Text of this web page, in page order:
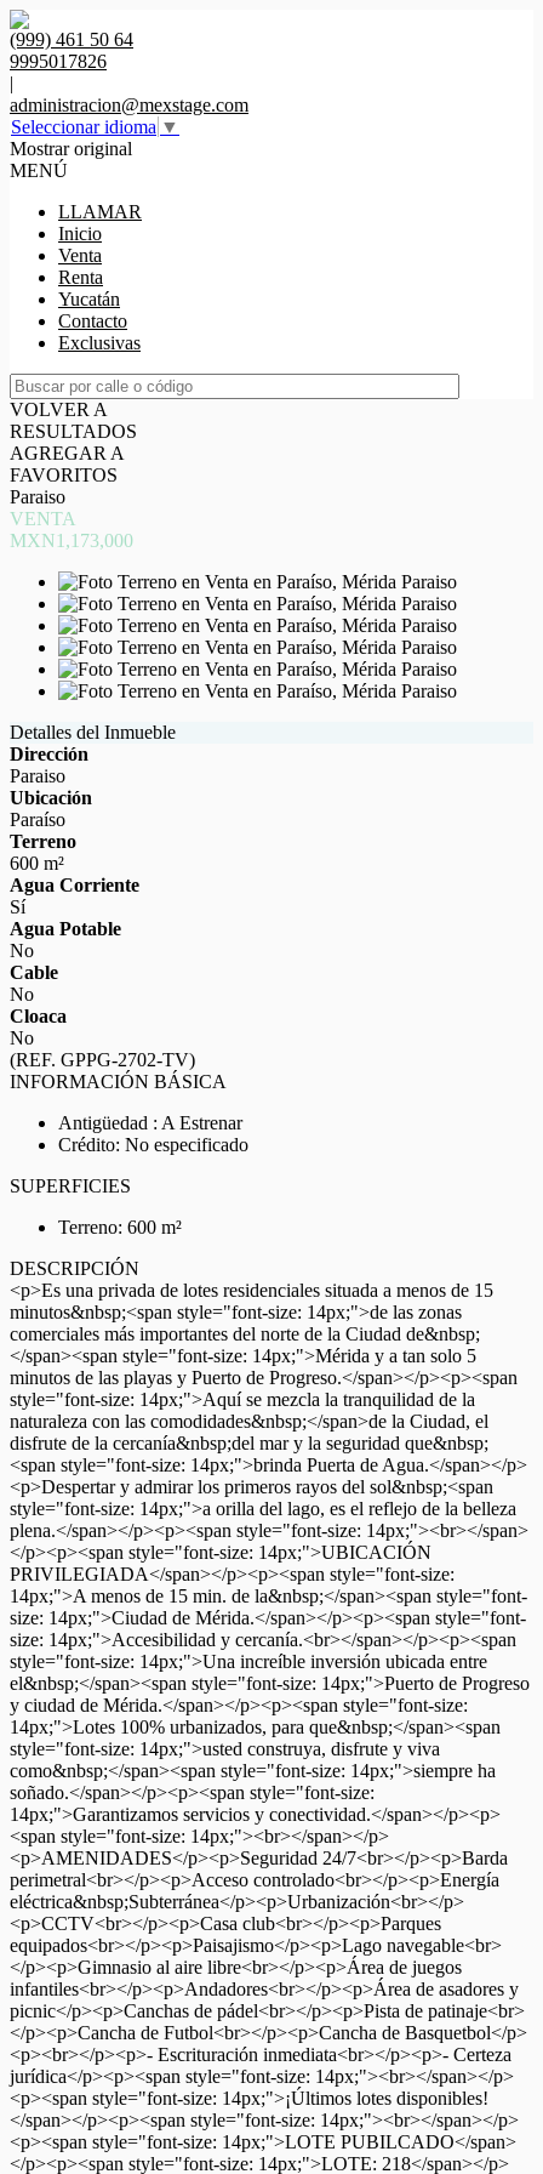
(999) 461 50 64
9995017826
|
administracion@mexstage.com
Seleccionar idioma ▼
Mostrar original
MENÚ
LLAMAR
Inicio
Venta
Renta
Yucatán
Contacto
Exclusivas
VOLVER A
RESULTADOS
AGREGAR A
FAVORITOS
Paraiso
VENTA
MXN1,173,000
Detalles del Inmueble
Dirección
Paraiso
Ubicación
Paraíso
Terreno
600 m²
Agua Corriente
Sí
Agua Potable
No
Cable
No
Cloaca
No
(REF. GPPG-2702-TV)
INFORMACIÓN BÁSICA
Antigüedad : A Estrenar
Crédito: No especificado
SUPERFICIES
Terreno: 600 m²
DESCRIPCIÓN
<p>Es una privada de lotes residenciales situada a menos de 15
minutos&nbsp;<span style="font-size: 14px;">de las zonas
comerciales más importantes del norte de la Ciudad de&nbsp;
</span><span style="font-size: 14px;">Mérida y a tan solo 5
minutos de las playas y Puerto de Progreso.</span></p><p><span
style="font-size: 14px;">Aquí se mezcla la tranquilidad de la
naturaleza con las comodidades&nbsp;</span>de la Ciudad, el
disfrute de la cercanía&nbsp;del mar y la seguridad que&nbsp;
<span style="font-size: 14px;">brinda Puerta de Agua.</span></p>
<p>Despertar y admirar los primeros rayos del sol&nbsp;<span
style="font-size: 14px;">a orilla del lago, es el reflejo de la belleza
plena.</span></p><p><span style="font-size: 14px;"><br></span>
</p><p><span style="font-size: 14px;">UBICACIÓN
PRIVILEGIADA</span></p><p><span style="font-size:
14px;">A menos de 15 min. de la&nbsp;</span><span style="font-
size: 14px;">Ciudad de Mérida.</span></p><p><span style="font-
size: 14px;">Accesibilidad y cercanía.<br></span></p><p><span
style="font-size: 14px;">Una increíble inversión ubicada entre
el&nbsp;</span><span style="font-size: 14px;">Puerto de Progreso
y ciudad de Mérida.</span></p><p><span style="font-size:
14px;">Lotes 100% urbanizados, para que&nbsp;</span><span
style="font-size: 14px;">usted construya, disfrute y viva
como&nbsp;</span><span style="font-size: 14px;">siempre ha
soñado.</span></p><p><span style="font-size:
14px;">Garantizamos servicios y conectividad.</span></p><p>
<span style="font-size: 14px;"><br></span></p>
<p>AMENIDADES</p><p>Seguridad 24/7<br></p><p>Barda
perimetral<br></p><p>Acceso controlado<br></p><p>Energía
eléctrica&nbsp;Subterránea</p><p>Urbanización<br></p>
<p>CCTV<br></p><p>Casa club<br></p><p>Parques
equipados<br></p><p>Paisajismo</p><p>Lago navegable<br>
</p><p>Gimnasio al aire libre<br></p><p>Área de juegos
infantiles<br></p><p>Andadores<br></p><p>Área de asadores y
picnic</p><p>Canchas de pádel<br></p><p>Pista de patinaje<br>
</p><p>Cancha de Futbol<br></p><p>Cancha de Basquetbol</p>
<p><br></p><p>- Escrituración inmediata<br></p><p>- Certeza
jurídica</p><p><span style="font-size: 14px;"><br></span></p>
<p><span style="font-size: 14px;">¡Últimos lotes disponibles!
</span></p><p><span style="font-size: 14px;"><br></span></p>
<p><span style="font-size: 14px;">LOTE PUBILCADO</span>
</p><p><span style="font-size: 14px;">LOTE: 218</span></p>